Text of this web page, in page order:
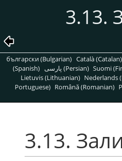
3.13.
български (Bulgarian) Català (Catalan)
(Spanish)
پارسی (Persian) Suomi
Lietuvis (Lithuanian) Nederlands
Portuguese) Română (Romanian)
3.13.